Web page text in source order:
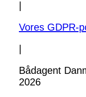
Vores GDPR-
Bådagent
2026